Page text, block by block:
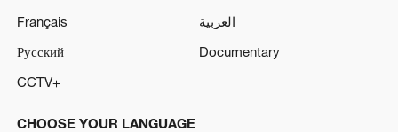
Français
العربية
Русский
Documentary
CCTV+
CHOOSE YOUR LANGUAGE